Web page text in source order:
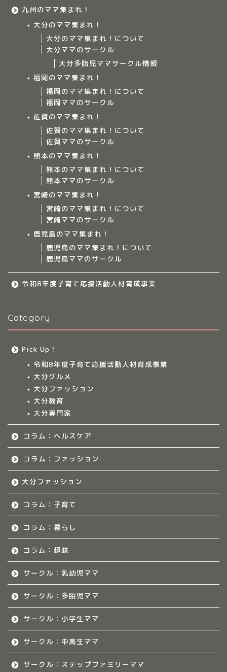
九州のママ集まれ！
大分のママ集まれ！
大分のママ集まれ！について
大分ママのサークル
大分多胎児ママサークル情報
福岡のママ集まれ！
福岡のママ集まれ！について
福岡ママのサークル
佐賀のママ集まれ！
佐賀のママ集まれ！について
佐賀ママのサークル
熊本のママ集まれ！
熊本のママ集まれ！について
熊本ママのサークル
宮崎のママ集まれ！
宮崎のママ集まれ！について
宮崎ママのサークル
鹿児島のママ集まれ！
鹿児島のママ集まれ！について
鹿児島ママのサークル
令和8年度子育て応援活動人材育成事業
Category
Pick Up！
令和8年度子育て応援活動人材育成事業
大分グルメ
大分ファッション
大分教育
大分専門家
コラム：ヘルスケア
コラム：ファッション
大分ファッション
コラム：子育て
コラム：暮らし
コラム：趣味
サークル：乳幼児ママ
サークル：多胎児ママ
サークル：小学生ママ
サークル：中高生ママ
サークル：ステップファミリーママ
ママ集まれ！について
ママ集まれ！スタッフ
九州のママ集まれ！
大分のママ集まれ！
福岡のママ集まれ！につ
佐賀のママ集まれ！につ
熊本のママ集まれ！につ
熊本ママのサークル